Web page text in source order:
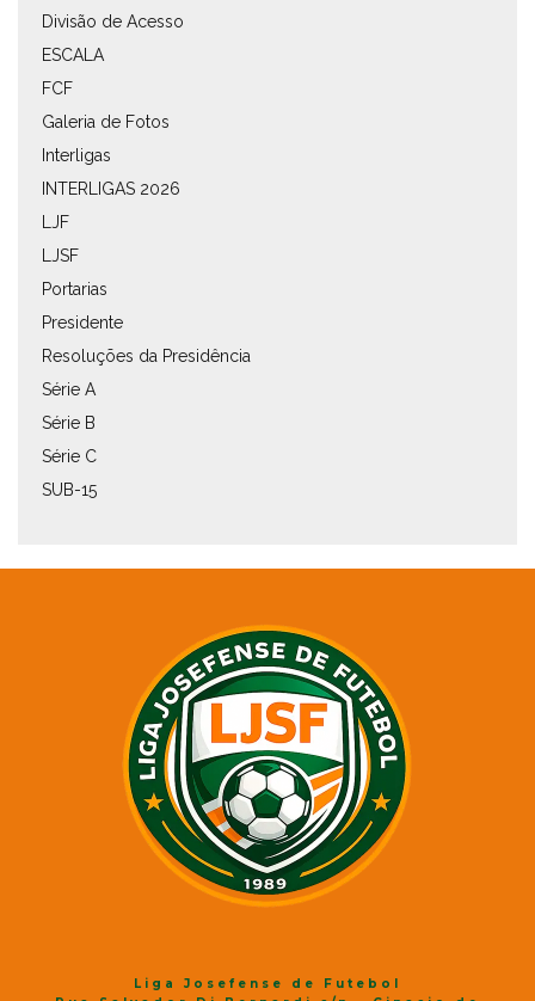
Divisão de Acesso
ESCALA
FCF
Galeria de Fotos
Interligas
INTERLIGAS 2026
LJF
LJSF
Portarias
Presidente
Resoluções da Presidência
Série A
Série B
Série C
SUB-15
Liga Josefense de Futebol